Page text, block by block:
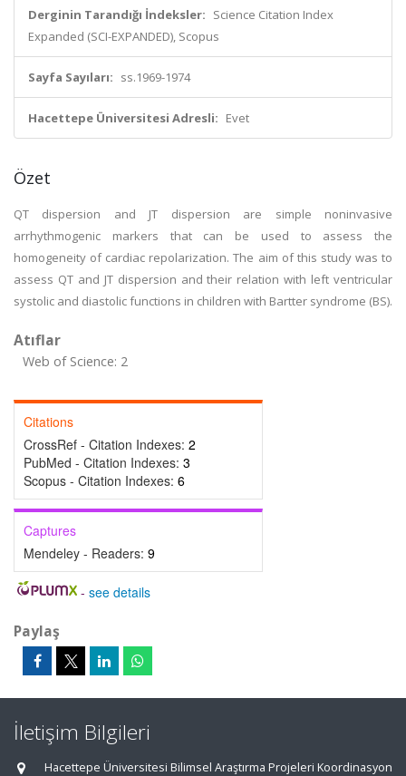
Derginin Tarandığı İndeksler: Science Citation Index
Expanded (SCI-EXPANDED), Scopus
Sayfa Sayıları: ss.1969-1974
Hacettepe Üniversitesi Adresli: Evet
Özet
QT dispersion and JT dispersion are simple noninvasive
arrhythmogenic markers that can be used to assess the
homogeneity of cardiac repolarization. The aim of this study was to
assess QT and JT dispersion and their relation with left ventricular
systolic and diastolic functions in children with Bartter syndrome (BS).
Atıflar
Web of Science: 2
Citations
CrossRef - Citation Indexes: 2
PubMed - Citation Indexes: 3
Scopus - Citation Indexes: 6
Captures
Mendeley - Readers: 9
- see details
Paylaş
İletişim Bilgileri
Hacettepe Üniversitesi Bilimsel Araştırma Projeleri Koordinasyon